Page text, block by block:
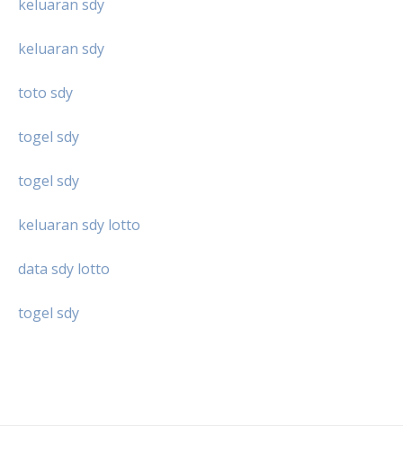
keluaran sdy
keluaran sdy
toto sdy
togel sdy
togel sdy
keluaran sdy lotto
data sdy lotto
togel sdy